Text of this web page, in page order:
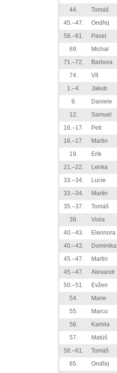
44.
Tomáš
45.–47.
Ondřej
58.–61.
Pavel
69.
Michal
71.–72.
Barbora
74.
Vít
1.–4.
Jakub
9.
Daniele
12.
Samuel
16.–17.
Petr
16.–17.
Martin
19.
Erik
21.–22.
Lenka
33.–34.
Lucie
33.–34.
Martin
35.–37.
Tomáš
39.
Viola
40.–43.
Eleonora
40.–43.
Dominika
45.–47.
Martin
45.–47.
Alexandr
50.–51.
Evžen
54.
Marie
55.
Marco
56.
Kamila
57.
Matúš
58.–61.
Tomáš
65.
Ondřej